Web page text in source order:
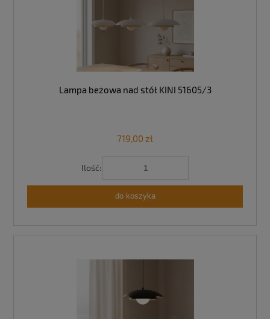
Lampa beżowa nad stół KINI 51605/3
719,00 zł
Ilość:
do koszyka